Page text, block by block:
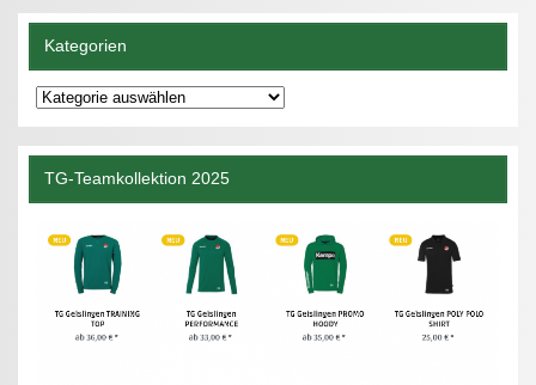
Kategorien
Kategorien
TG-Teamkollektion 2025